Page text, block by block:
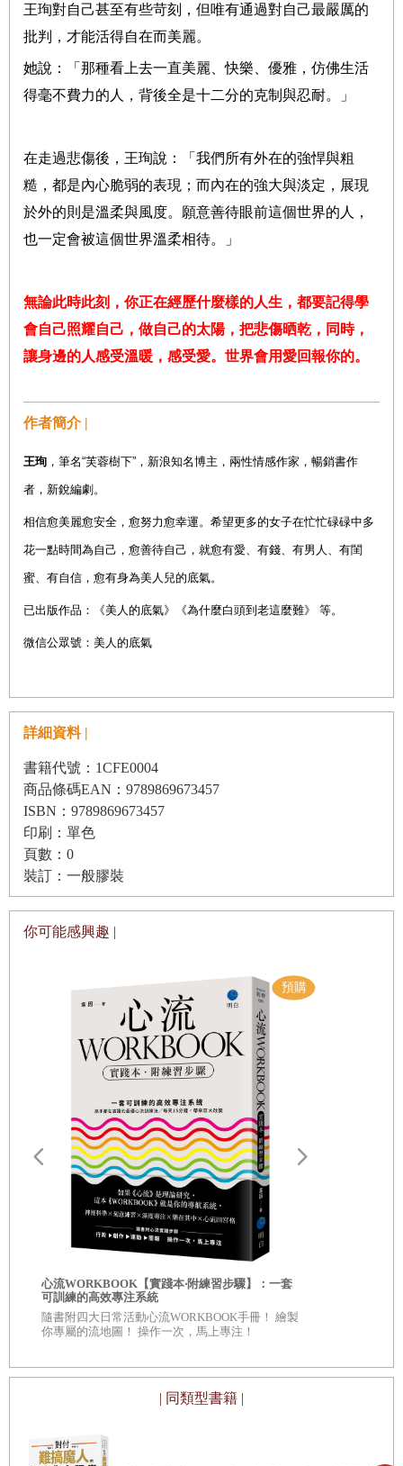
王珣對自己甚至有些苛刻，但唯有通過對自己最嚴厲的
批判，才能活得自在而美麗。
她說：「那種看上去一直美麗、快樂、優雅，仿佛生活
得毫不費力的人，背後全是十二分的克制與忍耐。」
在走過悲傷後，王珣說：「我們所有外在的強悍與粗
糙，都是內心脆弱的表現；而內在的強大與淡定，展現
於外的則是溫柔與風度。願意善待眼前這個世界的人，
也一定會被這個世界溫柔相待。」
無論此時此刻，你正在經歷什麼樣的人生，都要記得學
會自己照耀自己，做自己的太陽，把悲傷晒乾，同時，
讓身邊的人感受溫暖，感受愛。世界會用愛回報你的。
作者簡介 |
王珣 ，筆名“芙蓉樹下” ，新浪知名博主，兩性情感作家，暢銷書作
者，新銳編劇。
相信愈美麗愈安全，愈努力愈幸運。希望更多的女子在忙忙碌碌中多
花一點時間為自己，愈善待自己，就愈有愛、有錢、有男人、有閨
蜜、有自信，愈有身為美人兒的底氣。
已出版作品：《美人的底氣》《為什麼白頭到老這麼難》 等。
微信公眾號：美人的底氣
詳細資料 |
書籍代號：1CFE0004
商品條碼EAN：9789869673457
ISBN：9789869673457
印刷：單色
頁數：0
裝訂：一般膠裝
你可能感興趣 |
心流WORKBOOK【實踐本‧附練習步驟】：一套
可訓練的高效專注系統
隨書附四大日常活動心流WORKBOOK手冊！ 繪製
你專屬的流地圖！ 操作一次，馬上專注！
| 同類型書籍 |